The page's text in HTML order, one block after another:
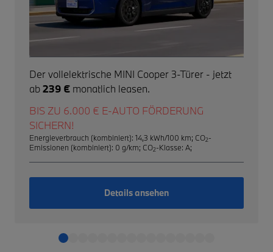
Der vollelektrische MINI Cooper 3-Türer - jetzt
ab239 € monatlich leasen.
BIS ZU 6.000 € E-AUTO FÖRDERUNG
SICHERN!
Energieverbrauch (kombiniert): 14,3 kWh/100 km; CO2-
Emissionen (kombiniert): 0 g/km; CO2-Klasse: A;
Details ansehen